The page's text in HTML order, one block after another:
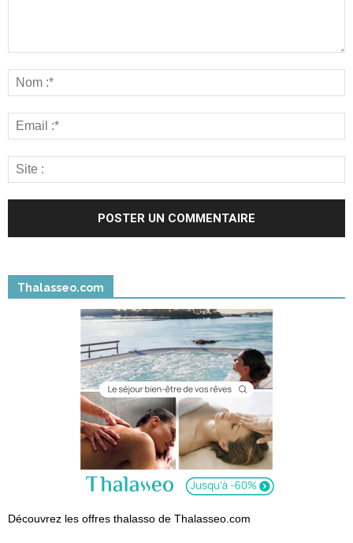
Thalasseo.com
Découvrez les offres thalasso de Thalasseo.com